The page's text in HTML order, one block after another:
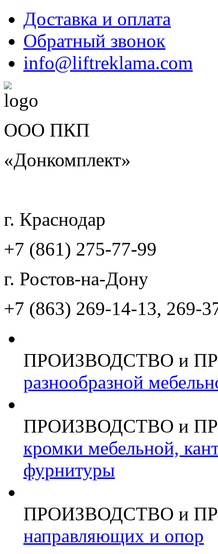
Доставка и оплата
Обратный звонок
info@liftreklama.com
ООО ПКП
«Донкомплект»
г. Краснодар
+7 (861) 275-77-99
г. Ростов-на-Дону
+7 (863) 269-14-13, 269-
ПРОИЗВОДСТВО и
разнообразной
ПРОИЗВОДСТВО и
кромки мебельной,
фурнитуры
ПРОИЗВОДСТВО и
направляющих и опор